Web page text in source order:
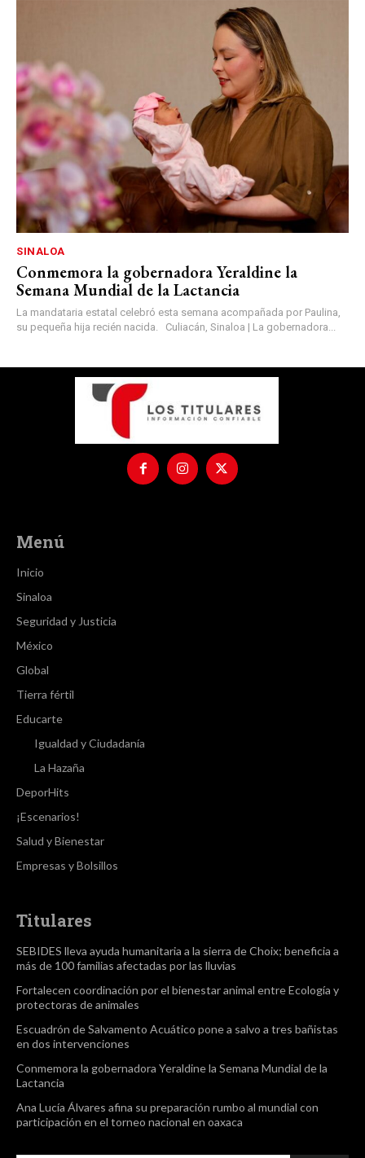
SINALOA
Conmemora la gobernadora Yeraldine la
Semana Mundial de la Lactancia
La mandataria estatal celebró esta semana acompañada por Paulina,
su pequeña hija recién nacida. Culiacán, Sinaloa | La gobernadora...
Menú
Inicio
Sinaloa
Seguridad y Justicia
México
Global
Tierra fértil
Educarte
Igualdad y Ciudadanía
La Hazaña
DeporHits
¡Escenarios!
Salud y Bienestar
Empresas y Bolsillos
Titulares
SEBIDES lleva ayuda humanitaria a la sierra de Choix; beneficia a
más de 100 familias afectadas por las lluvias
Fortalecen coordinación por el bienestar animal entre Ecología y
protectoras de animales
Escuadrón de Salvamento Acuático pone a salvo a tres bañistas
en dos intervenciones
Conmemora la gobernadora Yeraldine la Semana Mundial de la
Lactancia
Ana Lucía Álvares afina su preparación rumbo al mundial con
participación en el torneo nacional en oaxaca